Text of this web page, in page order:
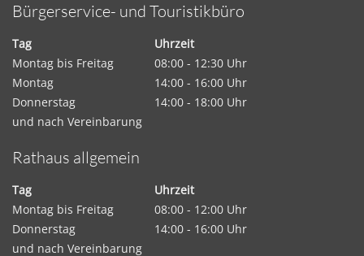
Bürgerservice- und Touristikbüro
Tag
Uhrzeit
Montag bis Freitag
08:00 - 12:30 Uhr
Montag
14:00 - 16:00 Uhr
Donnerstag
14:00 - 18:00 Uhr
und nach Vereinbarung
Rathaus allgemein
Tag
Uhrzeit
Montag bis Freitag
08:00 - 12:00 Uhr
Donnerstag
14:00 - 16:00 Uhr
und nach Vereinbarung